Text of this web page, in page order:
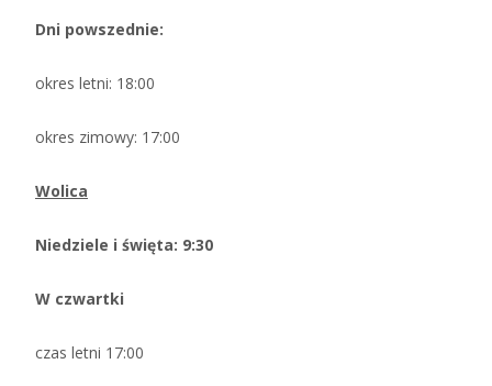
Dni powszednie:
okres letni: 18:00
okres zimowy: 17:00
Wolica
Niedziele i święta: 9:30
W czwartki
czas letni 17:00